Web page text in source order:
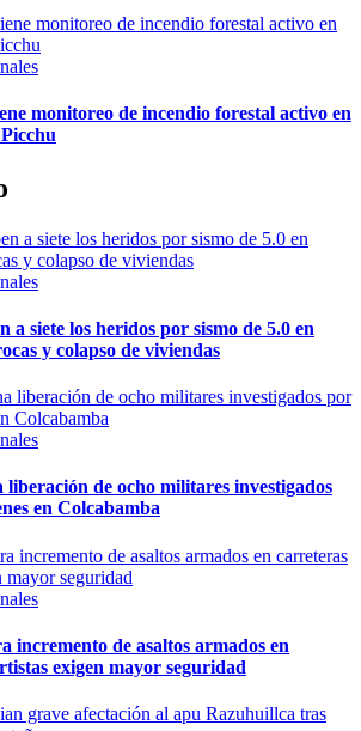
monitoreo de incendio forestal activo en
a siete los heridos por sismo de 5.0 en
y colapso de viviendas
liberación de ocho militares investigados
en Colcabamba
incremento de asaltos armados en
exigen mayor seguridad